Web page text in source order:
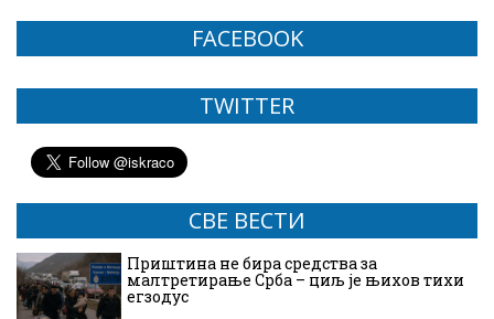
FACEBOOK
TWITTER
СВЕ ВЕСТИ
Приштина не бира средства за
малтретирање Срба – циљ је њихов тихи
егзодус